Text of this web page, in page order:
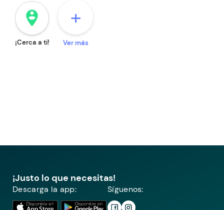
person_pin_circle
¡Cerca a ti!
+
Ver más
¡Justo lo que necesitas!
Descarga la app: Síguenos: